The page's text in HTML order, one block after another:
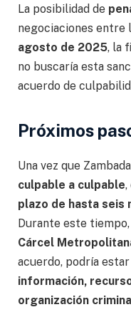
La posibilidad de
negociaciones entre
agosto de 2025, la
no buscaría esta
acuerdo de
Próximos
Una vez que
culpable a culpable,
plazo de hasta seis
Durante este
Cárcel
acuerdo, podría
información,
organización